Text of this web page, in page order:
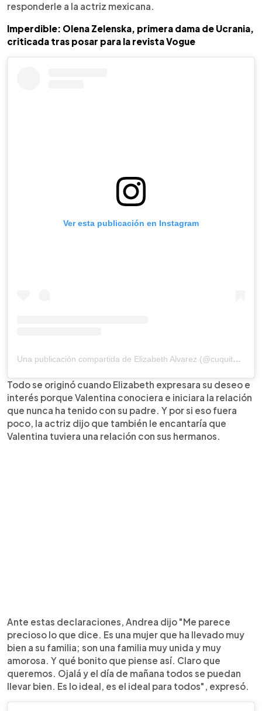
responderle a la actriz mexicana.
Imperdible: Olena Zelenska, primera dama de Ucrania,
criticada tras posar para la revista Vogue
Ver esta publicación en Instagram
Una publicación compartida de Elizabeth Alvarez (@cuquitaoficial_)
Todo se originó cuando Elizabeth expresara su deseo e
interés porque Valentina conociera e iniciara la relación
que nunca ha tenido con su padre. Y por si eso fuera
poco, la actriz dijo que también le encantaría que
Valentina tuviera una relación con sus hermanos.
Ante estas declaraciones, Andrea dijo "Me parece
precioso lo que dice. Es una mujer que ha llevado muy
bien a su familia; son una familia muy unida y muy
amorosa. Y qué bonito que piense así. Claro que
queremos. Ojalá y el día de mañana todos se puedan
llevar bien. Es lo ideal, es el ideal para todos", expresó.